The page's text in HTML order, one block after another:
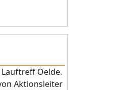
Oelde.
Aktionsleiter